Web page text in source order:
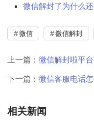
微信解封了为什么
微信 微信解封
上一篇： 微信解封啦平
下一篇： 微信客服电话
相关新闻